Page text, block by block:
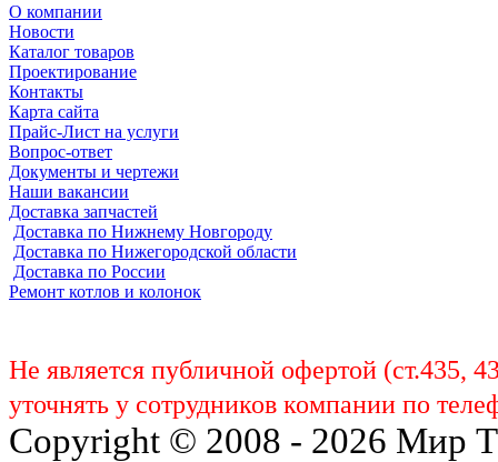
О компании
Новости
Каталог товаров
Проектирование
Контакты
Карта сайта
Прайс-Лист на услуги
Вопрос-ответ
Документы и чертежи
Наши вакансии
Доставка запчастей
Доставка по Нижнему Новгороду
Доставка по Нижегородской области
Доставка по России
Ремонт котлов и колонок
Не является публичной офертой (ст.435,
уточнять у сотрудников компании по
Copyright © 2008 - 2026 Мир